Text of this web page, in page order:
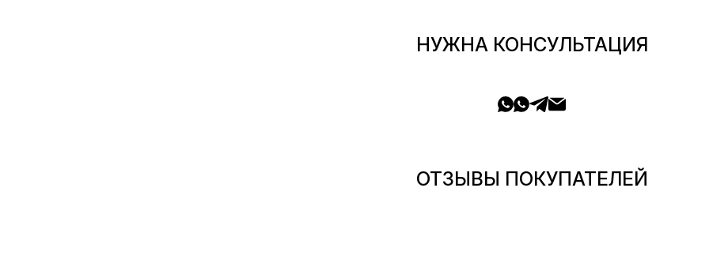
НУЖНА КОНСУЛЬТАЦИЯ
ОТЗЫВЫ ПОКУПАТЕЛЕЙ